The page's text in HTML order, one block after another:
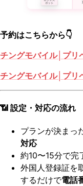
予約はこちらから👇
チングモバイル│プリ
チングモバイル│プリ
📶 設定・対応の流れ
プランが決まっ
対応
約10〜15分で完
外国人登録証を
するだけで電話